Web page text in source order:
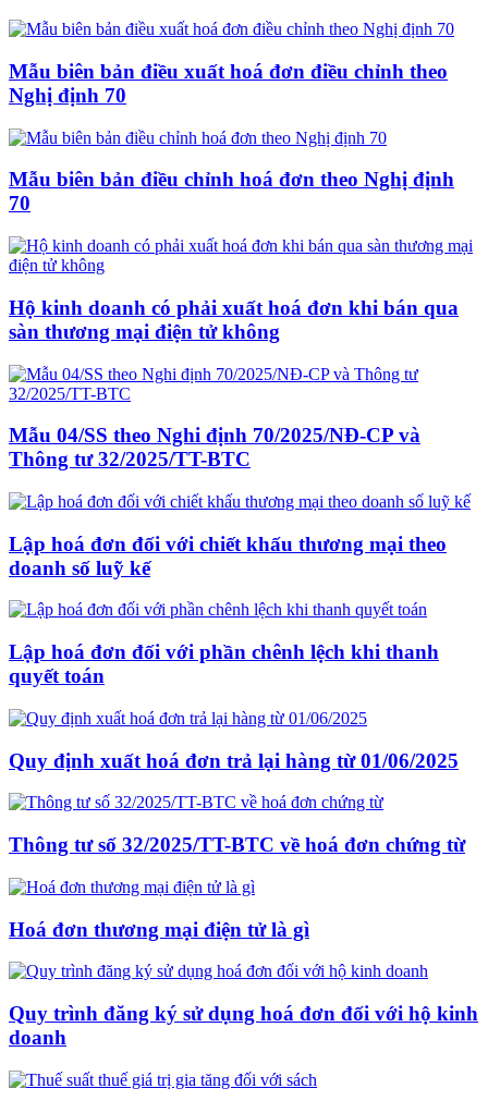
Mẫu biên bản điều xuất hoá đơn điều chỉnh theo
Nghị định 70
Mẫu biên bản điều chỉnh hoá đơn theo Nghị định
70
Hộ kinh doanh có phải xuất hoá đơn khi bán qua
sàn thương mại điện tử không
Mẫu 04/SS theo Nghi định 70/2025/NĐ-CP và
Thông tư 32/2025/TT-BTC
Lập hoá đơn đối với chiết khấu thương mại theo
doanh số luỹ kế
Lập hoá đơn đối với phần chênh lệch khi thanh
quyết toán
Quy định xuất hoá đơn trả lại hàng từ 01/06/2025
Thông tư số 32/2025/TT-BTC về hoá đơn chứng từ
Hoá đơn thương mại điện tử là gì
Quy trình đăng ký sử dụng hoá đơn đối với hộ kinh
doanh